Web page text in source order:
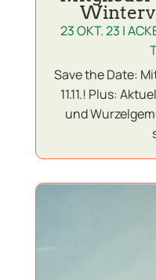
23 OKT. 23 |
Save the Date:
11.11.! Plus:
und